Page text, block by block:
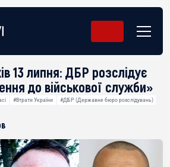
13 липня: ДБР розслідує
до військової служби»
#Втрати України
#ДБР (Державне бюро розслідувань)